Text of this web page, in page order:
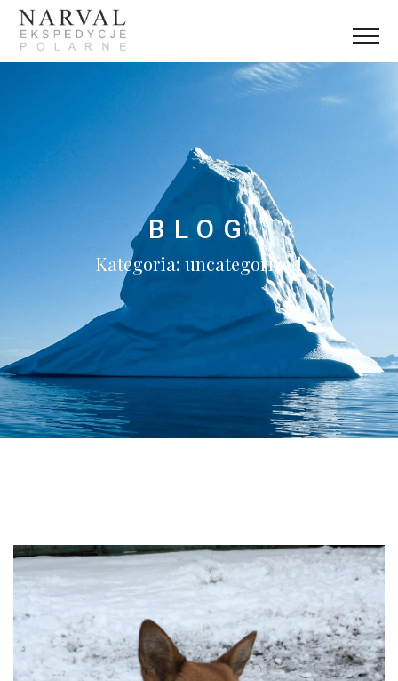
BLOG
Kategoria: uncategorized